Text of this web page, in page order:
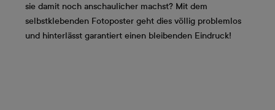
sie damit noch anschaulicher machst? Mit dem
selbstklebenden Fotoposter geht dies völlig problemlos
und hinterlässt garantiert einen bleibenden Eindruck!